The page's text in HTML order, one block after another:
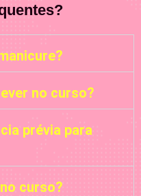
no curso?
prévia para
curso?